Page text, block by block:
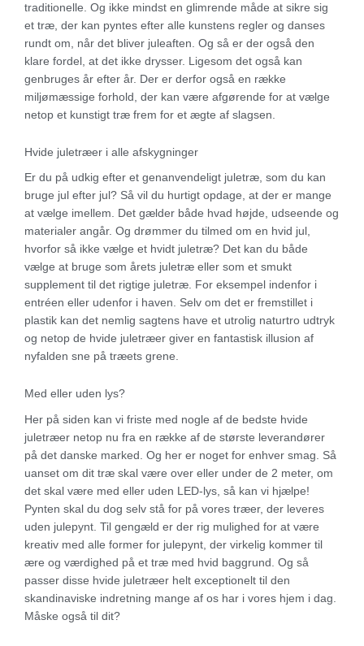
traditionelle. Og ikke mindst en glimrende måde at sikre sig
et træ, der kan pyntes efter alle kunstens regler og danses
rundt om, når det bliver juleaften. Og så er der også den
klare fordel, at det ikke drysser. Ligesom det også kan
genbruges år efter år. Der er derfor også en række
miljømæssige forhold, der kan være afgørende for at vælge
netop et kunstigt træ frem for et ægte af slagsen.
Hvide juletræer i alle afskygninger
Er du på udkig efter et genanvendeligt juletræ, som du kan
bruge jul efter jul? Så vil du hurtigt opdage, at der er mange
at vælge imellem. Det gælder både hvad højde, udseende og
materialer angår. Og drømmer du tilmed om en hvid jul,
hvorfor så ikke vælge et hvidt juletræ? Det kan du både
vælge at bruge som årets juletræ eller som et smukt
supplement til det rigtige juletræ. For eksempel indenfor i
entréen eller udenfor i haven. Selv om det er fremstillet i
plastik kan det nemlig sagtens have et utrolig naturtro udtryk
og netop de hvide juletræer giver en fantastisk illusion af
nyfalden sne på træets grene.
Med eller uden lys?
Her på siden kan vi friste med nogle af de bedste hvide
juletræer netop nu fra en række af de største leverandører
på det danske marked. Og her er noget for enhver smag. Så
uanset om dit træ skal være over eller under de 2 meter, om
det skal være med eller uden LED-lys, så kan vi hjælpe!
Pynten skal du dog selv stå for på vores træer, der leveres
uden julepynt. Til gengæld er der rig mulighed for at være
kreativ med alle former for julepynt, der virkelig kommer til
ære og værdighed på et træ med hvid baggrund. Og så
passer disse hvide juletræer helt exceptionelt til den
skandinaviske indretning mange af os har i vores hjem i dag.
Måske også til dit?